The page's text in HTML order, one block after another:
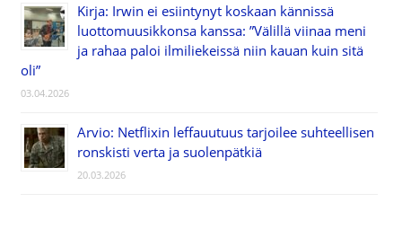
Kirja: Irwin ei esiintynyt koskaan kännissä
luottomuusikkonsa kanssa: ”Välillä viinaa meni
ja rahaa paloi ilmiliekeissä niin kauan kuin sitä
oli”
03.04.2026
Arvio: Netflixin leffauutuus tarjoilee suhteellisen
ronskisti verta ja suolenpätkiä
20.03.2026